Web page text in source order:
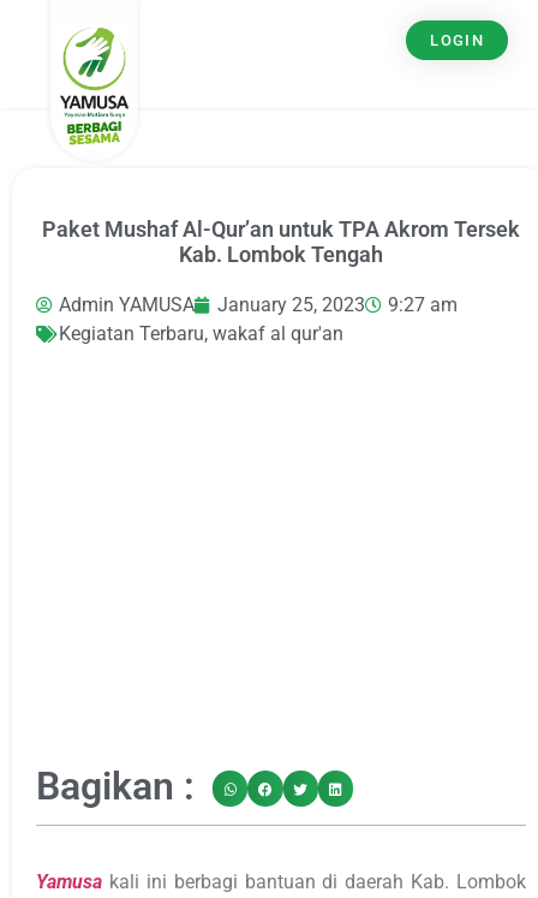
LOGIN
Paket Mushaf Al-Qur’an untuk TPA Akrom Tersek
Kab. Lombok Tengah
Admin YAMUSA January 25, 2023
9:27 am
Kegiatan Terbaru, wakaf al qur'an
Bagikan :
Yamusa kali ini berbagi bantuan di daerah Kab. Lombok